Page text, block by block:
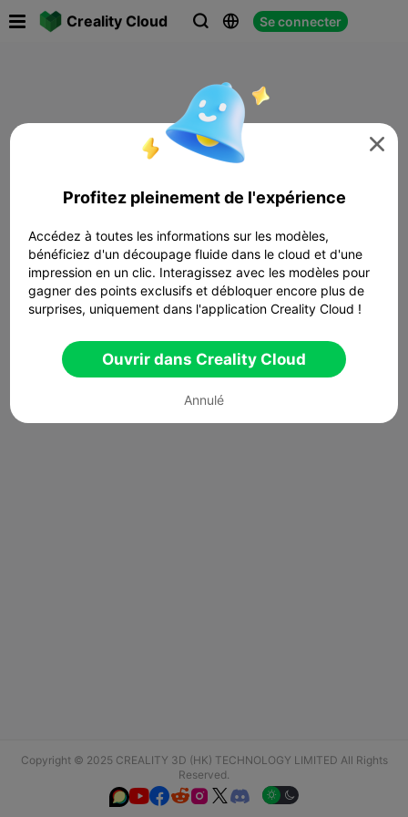
Creality Cloud   Se connecter
Copyright © 2025 CREALITY 3D (HK) TECHNOLOGY LIMITED All Rights
Reserved.
  

Profitez pleinement de l'expérience
Accédez à toutes les informations sur les modèles,
bénéficiez d'un découpage fluide dans le cloud et d'une
impression en un clic. Interagissez avec les modèles pour
gagner des points exclusifs et débloquer encore plus de
surprises, uniquement dans l'application Creality Cloud !
Ouvrir dans Creality Cloud
Annulé